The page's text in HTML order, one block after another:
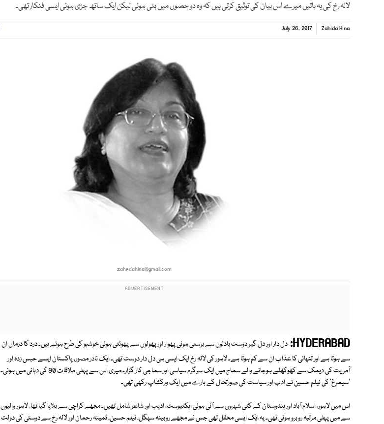
لالہ رخ کی یہ باتیں میرے اس بیان کی توثیق کرتی ہیں کہ وہ دو حصوں میں بٹی ہوئی لیکن ایک ساتھ جڑی ہوئی ایسی فنکار تھی۔
Zahida Hina
July 26, 2017
zahedahina@gmail.com
HYDERABAD: دل دار اور دل گیر دوست بادلوں سے برستی ہوئی پھوار اور پھولوں سے پھوٹتی ہوئی خوشبو کی طرح ہوتے ہیں۔ درد کا درماں ان
سے ہوتا ہے اور تنہائی کا عذاب ان سے کم ہوتا ہے۔ لاہور کی لالہ رخ ایک ایسی ہی دل دار دوست تھی۔ ایک نادر مصور، پاکستان ایسے حبس زدہ اور
آمریت کی دیمک سے کھوکھلے ہوجانے والے سماج میں ایک سرگرم سیاسی اور سماجی کار گزار۔ میری اس سے پہلی ملاقات 90 کی دہائی میں ہوئی۔
'سیمرغ' کی نیلم حسین نے ادب اور سیاست کی صورتحال کے بارے میں ایک ورکشاپ رکھی تھی۔
اس میں لاہور، اسلام آباد اور ہندوستان کے کئی شہروں سے آئی ہوئی ایکٹیوسٹ، ادیب اور شاعر شامل تھیں۔ مجھے کراچی سے بلایا گیا تھا، لاہور والیوں
سے میں پہلی مرتبہ روبرو ہوئی تھی۔ یہ ایک ایسی محفل تھی جس نے مجھے روبینہ سہگل، نیلم حسین، ثمینہ رحمان اور لالہ رخ سے دوستی کی دولت